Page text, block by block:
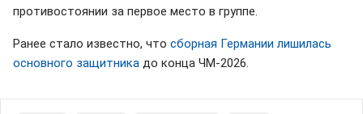
противостоянии за первое место в группе.
Ранее стало известно, что сборная Германии лишилась
основного защитника до конца ЧМ-2026.